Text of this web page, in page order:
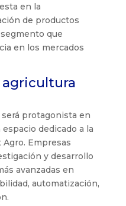
en la
de productos
que
en los mercados
agricultura
protagonista en
dedicado a la
Empresas
y desarrollo
avanzadas en
automatización,